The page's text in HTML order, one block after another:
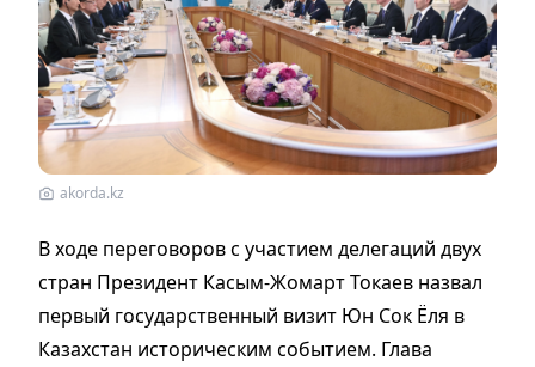
akorda.kz
В ходе переговоров с участием делегаций двух
стран Президент Касым-Жомарт Токаев назвал
первый государственный визит Юн Сок Ёля в
Казахстан историческим событием. Глава